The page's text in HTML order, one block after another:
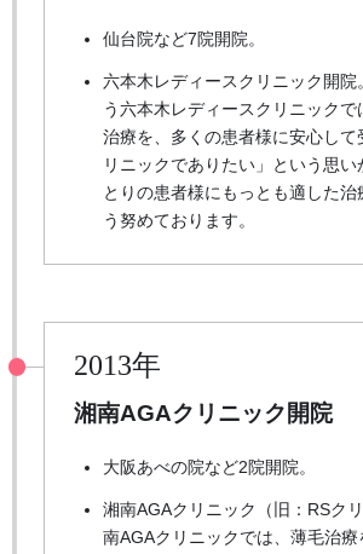
仙台院など7院開院。
六本木レディースクリニック開院
う六本木レディースクリニック
治療を、多くの患者様に安心して
リニックでありたい」という思
とりの患者様にもっとも適した治
う努めております。
2013年
湘南AGAクリニック開院
大阪あべの院など2院開院。
湘南AGAクリニック（旧：RSク
南AGAクリニックでは、薄毛治